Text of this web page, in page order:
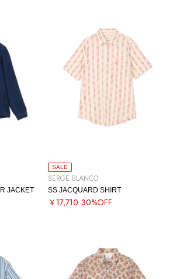
JACKET
SALE
SERGE BLANCO
SS JACQUARD SHIRT
￥17,710 30%OFF